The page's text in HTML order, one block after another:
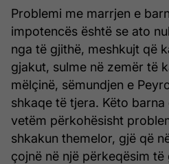
Problemi me marrjen e
impotencës është se ato
nga të gjithë, meshkujt që
gjakut, sulme në zemër të
mëlçinë, sëmundjen e
shkaqe të tjera. Këto
vetëm përkohësisht
shkakun themelor, gjë që
çojnë në një përkeqësim